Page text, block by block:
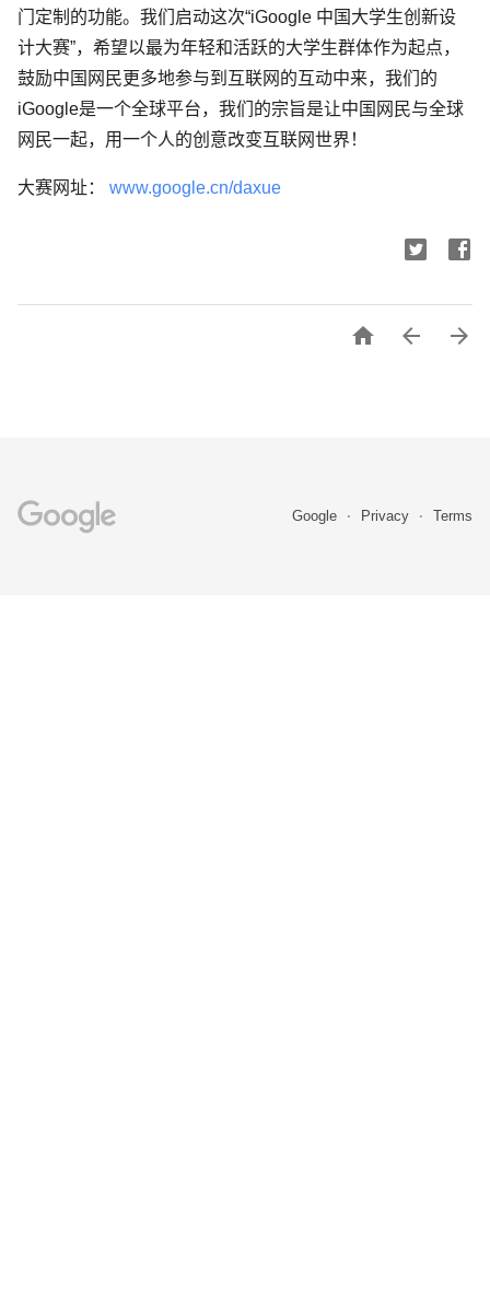
门定制的功能。我们启动这次“iGoogle 中国大学生创新设
计大赛”，希望以最为年轻和活跃的大学生群体作为起点，
鼓励中国网民更多地参与到互联网的互动中来，我们的
iGoogle是一个全球平台，我们的宗旨是让中国网民与全球
网民一起，用一个人的创意改变互联网世界！
大赛网址： www.google.cn/daxue
  
Google Privacy Terms